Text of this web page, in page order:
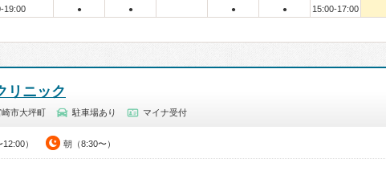
19:00 ● ● ● ● 15:00-17:00
リニック
市大坪町 駐車場あり マイナ受付
） 朝（8:30〜）